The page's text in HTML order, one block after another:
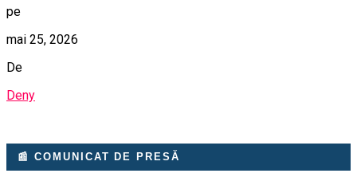
pe
mai 25, 2026
De
Deny
📰 COMUNICAT DE PRESĂ